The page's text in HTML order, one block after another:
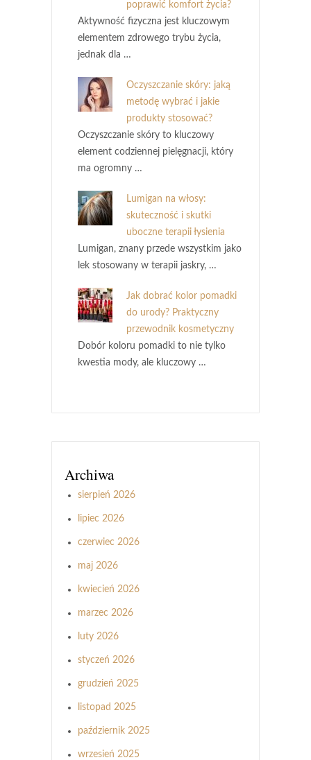
poprawić komfort życia?
Aktywność fizyczna jest kluczowym
elementem zdrowego trybu życia,
jednak dla …
Oczyszczanie skóry: jaką
metodę wybrać i jakie
produkty stosować?
Oczyszczanie skóry to kluczowy
element codziennej pielęgnacji, który
ma ogromny …
Lumigan na włosy:
skuteczność i skutki
uboczne terapii łysienia
Lumigan, znany przede wszystkim jako
lek stosowany w terapii jaskry, …
Jak dobrać kolor pomadki
do urody? Praktyczny
przewodnik kosmetyczny
Dobór koloru pomadki to nie tylko
kwestia mody, ale kluczowy …
Archiwa
sierpień 2026
lipiec 2026
czerwiec 2026
maj 2026
kwiecień 2026
marzec 2026
luty 2026
styczeń 2026
grudzień 2025
listopad 2025
październik 2025
wrzesień 2025